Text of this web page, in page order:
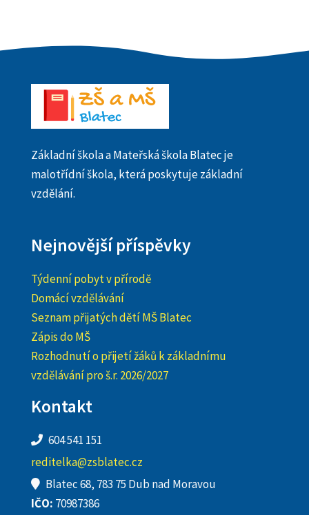
Základní škola a Mateřská škola Blatec je
malotřídní škola, která poskytuje základní
vzdělání.
Nejnovější příspěvky
Týdenní pobyt v přírodě
Domácí vzdělávání
Seznam přijatých dětí MŠ Blatec
Zápis do MŠ
Rozhodnutí o přijetí žáků k základnímu
vzdělávání pro š.r. 2026/2027
Kontakt
604 541 151
reditelka@zsblatec.cz
Blatec 68, 783 75 Dub nad Moravou
IČO: 70987386